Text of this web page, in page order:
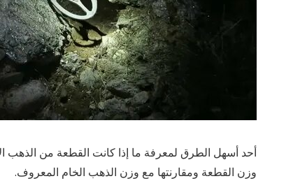
أحد أسهل الطرق لمعرفة ما إذا كانت القطعة من الذهب
وزن القطعة ومقارنتها مع وزن الذهب الخام المعروف.